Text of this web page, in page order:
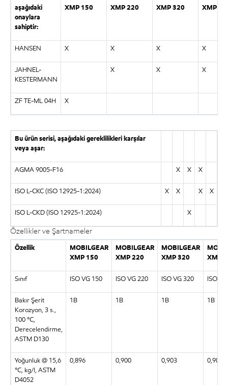
aşağıdaki
onaylara
sahiptir:
XMP 150
XMP 220
XMP 320
XMP
HANSEN X X X X
JAHNEL-
KESTERMANN
X X X
ZF TE-ML 04H X
Bu ürün serisi, aşağıdaki gereklilikleri karşılar
veya aşar:
AGMA 9005-F16 X X X
ISO L-CKC (ISO 12925-1:2024) X X X X
ISO L-CKD (ISO 12925-1:2024) X
Özellikler ve Şartnameler
Özellik
MOBILGEAR
XMP 150
MOBILGEAR
XMP 220
MOBILGEAR
XMP 320
XMP
Sınıf ISO VG 150 ISO VG 220 ISO VG 320 ISO
Bakır Şerit
Korozyon, 3 s.,
100 °C,
Derecelendirme,
ASTM D130
1B 1B 1B 1B
Yoğunluk @ 15,6
°C, kg/l, ASTM
D4052
0,896 0,900 0,903 0,909